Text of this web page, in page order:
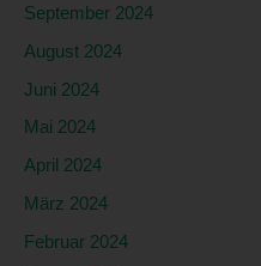
September 2024
August 2024
Juni 2024
Mai 2024
April 2024
März 2024
Februar 2024
gespeicherter
ihre künftige
e) Profiling
Profiling ist jede Art der
personenbezogenen